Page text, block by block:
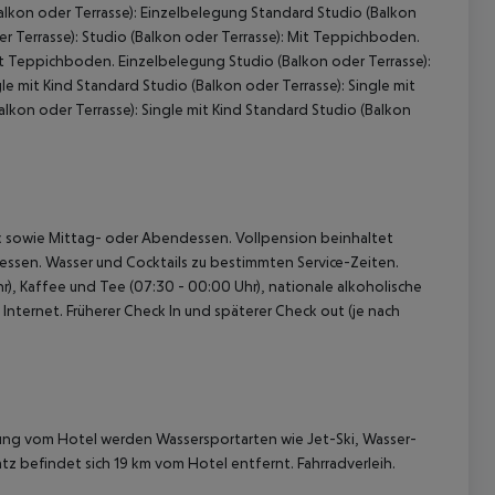
oder Terrasse): Einzelbelegung Standard Studio (Balkon
Studio (Balkon oder Terrasse): Mit Teppichboden.
Teppichboden. Einzelbelegung Studio (Balkon oder Terrasse):
mit Kind Standard Studio (Balkon oder Terrasse): Single mit
oder Terrasse): Single mit Kind Standard Studio (Balkon
sowie Mittag- oder Abendessen. Vollpension beinhaltet
Wasser und Cocktails zu bestimmten Service-Zeiten.
Kaffee und Tee (07:30 - 00:00 Uhr), nationale alkoholische
Früherer Check In und späterer Check out (je nach
vom Hotel werden Wassersportarten wie Jet-Ski, Wasser-
befindet sich 19 km vom Hotel entfernt. Fahrradverleih.